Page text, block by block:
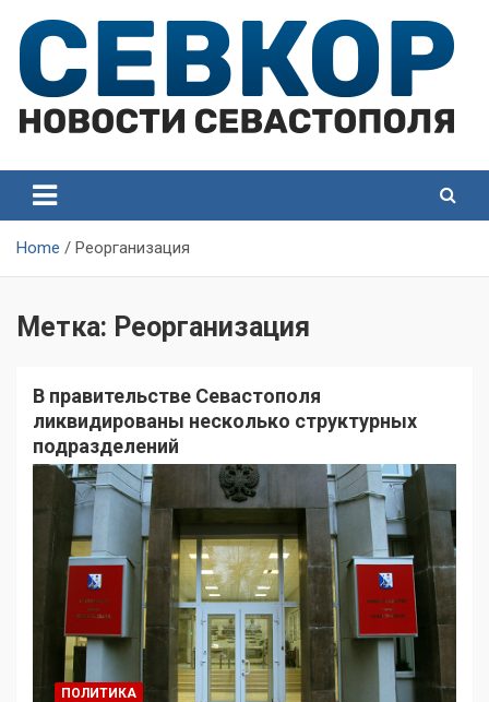
content
Севастополя
Севастополя
Home Реорганизация
Метка: Реорганизация
В правительстве Севастополя
ликвидированы несколько структурных
подразделений
ПОЛИТИКА